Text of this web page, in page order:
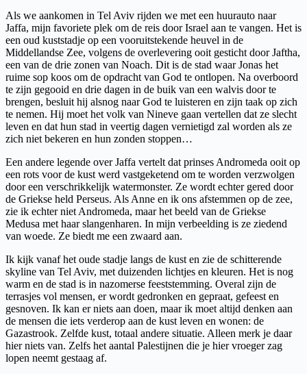
Als we aankomen in Tel Aviv rijden we met een huurauto naar
Jaffa, mijn favoriete plek om de reis door Israel aan te vangen. Het is
een oud kuststadje op een vooruitstekende heuvel in de
Middellandse Zee, volgens de overlevering ooit gesticht door Jaftha,
een van de drie zonen van Noach. Dit is de stad waar Jonas het
ruime sop koos om de opdracht van God te ontlopen. Na overboord
te zijn gegooid en drie dagen in de buik van een walvis door te
brengen, besluit hij alsnog naar God te luisteren en zijn taak op zich
te nemen. Hij moet het volk van Nineve gaan vertellen dat ze slecht
leven en dat hun stad in veertig dagen vernietigd zal worden als ze
zich niet bekeren en hun zonden stoppen…
Een andere legende over Jaffa vertelt dat prinses Andromeda ooit op
een rots voor de kust werd vastgeketend om te worden verzwolgen
door een verschrikkelijk watermonster. Ze wordt echter gered door
de Griekse held Perseus. Als Anne en ik ons afstemmen op de zee,
zie ik echter niet Andromeda, maar het beeld van de Griekse
Medusa met haar slangenharen. In mijn verbeelding is ze ziedend
van woede. Ze biedt me een zwaard aan.
Ik kijk vanaf het oude stadje langs de kust en zie de schitterende
skyline van Tel Aviv, met duizenden lichtjes en kleuren. Het is nog
warm en de stad is in nazomerse feeststemming. Overal zijn de
terrasjes vol mensen, er wordt gedronken en gepraat, gefeest en
gesnoven. Ik kan er niets aan doen, maar ik moet altijd denken aan
de mensen die iets verderop aan de kust leven en wonen: de
Gazastrook. Zelfde kust, totaal andere situatie. Alleen merk je daar
hier niets van. Zelfs het aantal Palestijnen die je hier vroeger zag
lopen neemt gestaag af.